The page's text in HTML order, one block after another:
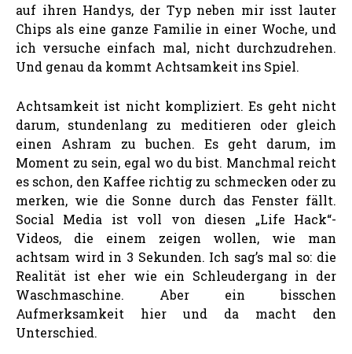
auf ihren Handys, der Typ neben mir isst lauter
Chips als eine ganze Familie in einer Woche, und
ich versuche einfach mal, nicht durchzudrehen.
Und genau da kommt Achtsamkeit ins Spiel.
Achtsamkeit ist nicht kompliziert. Es geht nicht
darum, stundenlang zu meditieren oder gleich
einen Ashram zu buchen. Es geht darum, im
Moment zu sein, egal wo du bist. Manchmal reicht
es schon, den Kaffee richtig zu schmecken oder zu
merken, wie die Sonne durch das Fenster fällt.
Social Media ist voll von diesen „Life Hack“-
Videos, die einem zeigen wollen, wie man
achtsam wird in 3 Sekunden. Ich sag’s mal so: die
Realität ist eher wie ein Schleudergang in der
Waschmaschine. Aber ein bisschen
Aufmerksamkeit hier und da macht den
Unterschied.